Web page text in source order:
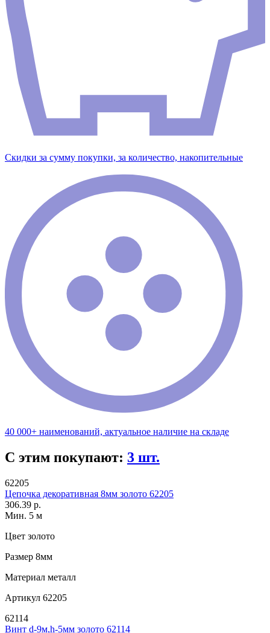
Скидки за сумму покупки, за количество, накопительные
40 000+ наименований, актуальное наличие на складе
С этим покупают: 3 шт.
62205
Цепочка декоративная 8мм золото 62205
306.39 р.
Мин. 5 м
Цвет золото
Размер 8мм
Материал металл
Артикул 62205
62114
Винт d-9м,h-5мм золото 62114